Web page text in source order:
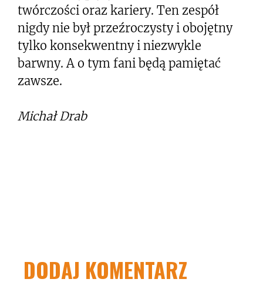
twórczości oraz kariery. Ten zespół
nigdy nie był przeźroczysty i obojętny
tylko konsekwentny i niezwykle
barwny. A o tym fani będą pamiętać
zawsze.
Michał Drab
DODAJ KOMENTARZ